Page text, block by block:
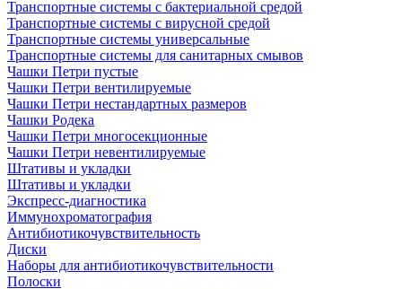
Транспортные системы с бактериальной средой
Транспортные системы с вирусной средой
Транспортные системы универсальные
Транспортные системы для санитарных смывов
Чашки Петри пустые
Чашки Петри вентилируемые
Чашки Петри нестандартных размеров
Чашки Родека
Чашки Петри многосекционные
Чашки Петри невентилируемые
Штативы и укладки
Штативы и укладки
Экспресс-диагностика
Иммунохроматография
Антибиотикочувствительность
Диски
Наборы для антибиотикочувствительности
Полоски